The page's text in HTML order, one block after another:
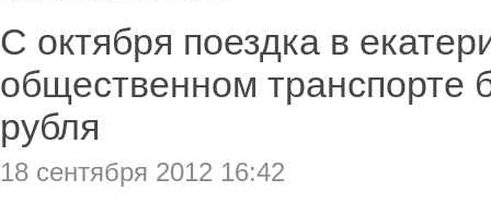
С октября поездка в
общественном транспорте
рубля
18 сентября 2012 16:42